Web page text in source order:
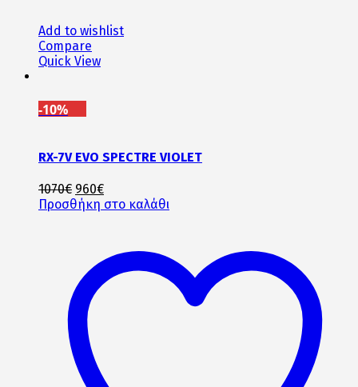
Add to wishlist
Compare
Quick View
-10%
RX-7V EVO SPECTRE VIOLET
1070€ Original
price
960€Η
τρέχουσα
960€.
Προσθήκη στο καλάθι